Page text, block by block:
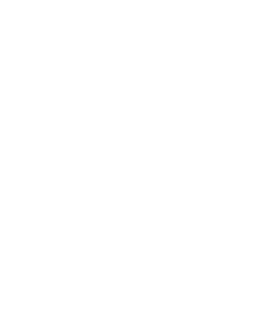
der Arbeit und dem
sowie Änderungsanzeigen